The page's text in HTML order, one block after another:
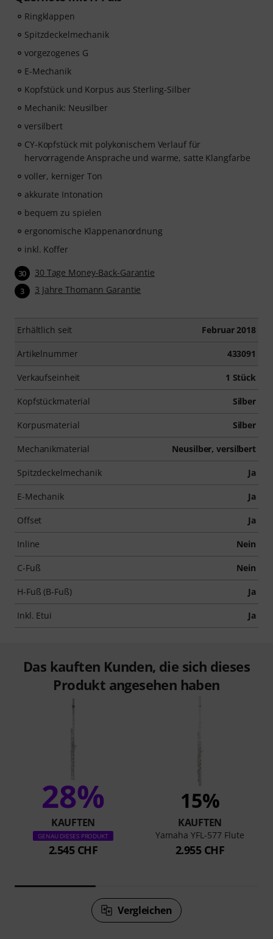
Ringklappen
Spitzdeckelmechanik
vorgezogenes G
E-Mechanik
Kopfstück und Korpus aus Sterling-Silber
Mechanik: Neusilber
versilbert
CY-Kopfstück mit polykonischem Verlauf für
hervorragende Ansprache und warme, satte Klangfarbe
voller, kerniger Ton
akkurate Intonation
bequem zu spielen
ergonomische Klappenanordnung
inkl. Koffer
30 30 Tage Money-Back-Garantie
3 3 Jahre Thomann Garantie
Erhältlich seit Februar 2018
Artikelnummer 433091
Verkaufseinheit 1 Stück
Kopfstückmaterial Silber
Korpusmaterial Silber
Mechanikmaterial Neusilber, versilbert
Spitzdeckelmechanik Ja
E-Mechanik Ja
Offset Ja
Inline Nein
C-Fuß Nein
H-Fuß (B-Fuß) Ja
Inkl. Etui Ja
Das kauften Kunden, die sich dieses
Produkt angesehen haben
28%
KAUFTEN
GENAU DIESES PRODUKT
2.545 CHF
15%
KAUFTEN
Yamaha YFL-577 Flute
2.955 CHF
Vergleichen